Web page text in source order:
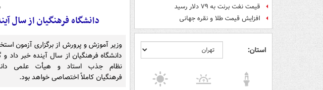
قیمت نفت برنت به ۷۹ دلار رسید
افزایش قیمت طلا و نقره جهانی
استان:
دانشگاه فرهنگیان از سال
وزیر آموزش و پرورش از برگزاری آزمون
دانشگاه فرهنگیان از سال آینده خبر داد
نظام جذب استاد و هیأت علمی
فرهنگیان کاملاً اختصاصی خواهد بود.